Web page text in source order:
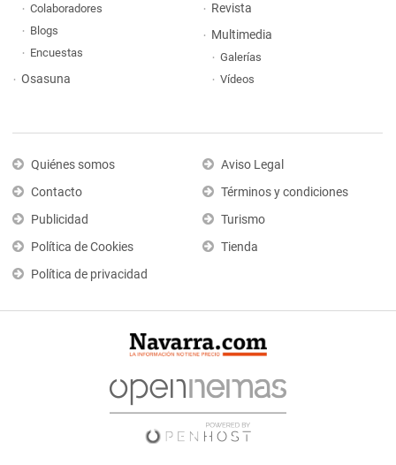
Colaboradores
Blogs
Encuestas
Osasuna
Revista
Multimedia
Galerías
Vídeos
Quiénes somos
Contacto
Publicidad
Política de Cookies
Política de privacidad
Aviso Legal
Términos y condiciones
Turismo
Tienda